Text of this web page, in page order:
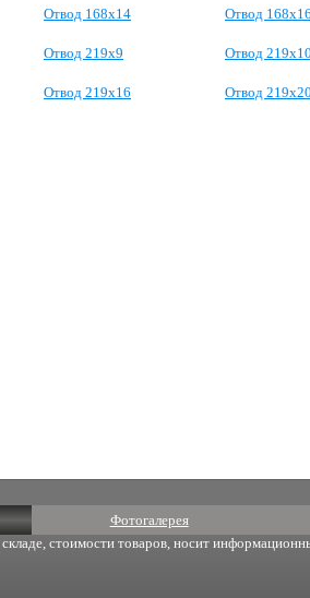
Отвод 168х14 Отвод 168х16
Отвод 219х9 Отвод 219х10
Отвод 219х16 Отвод 219х20
Фотогалерея
стоимости товаров, носит